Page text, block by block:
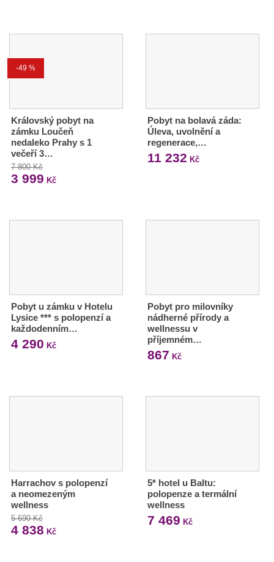
-49 %
Královský pobyt na
zámku Loučeň
nedaleko Prahy s 1
večeří 3…
7 800 Kč
3 999 Kč
Pobyt na bolavá záda:
Úleva, uvolnění a
regenerace,…
11 232 Kč
Pobyt u zámku v Hotelu
Lysice *** s polopenzí a
každodenním…
4 290 Kč
Pobyt pro milovníky
nádherné přírody a
wellnessu v
příjemném…
867 Kč
Harrachov s polopenzí
a neomezeným
wellness
5 690 Kč
4 838 Kč
5* hotel u Baltu:
polopenze a termální
wellness
7 469 Kč